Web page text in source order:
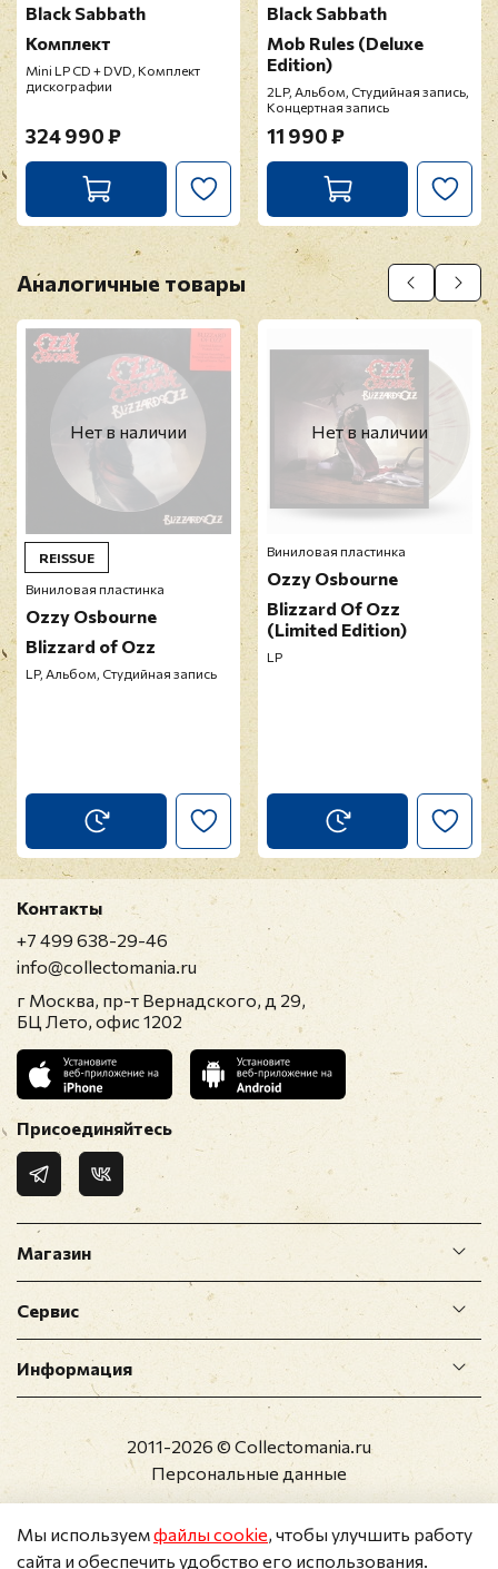
Black Sabbath
Комплект
Mini LP CD + DVD, Комплект
дискографии
324 990 ₽
Black Sabbath
Mob Rules (Deluxe
Edition)
2LP, Альбом, Студийная запись,
Концертная запись
11 990 ₽
Аналогичные товары
Нет в наличии
REISSUE
Виниловая пластинка
Ozzy Osbourne
Blizzard of Ozz
LP, Альбом, Студийная запись
Нет в наличии
Виниловая пластинка
Ozzy Osbourne
Blizzard Of Ozz
(Limited Edition)
LP
Магазин
Сервис
Информация
Контакты
+7 499 638-29-46
info@collectomania.ru
г Москва, пр-т Вернадского, д 29,
БЦ Лето, офис 1202
Присоединяйтесь
2011-2026 © Collectomania.ru
Персональные данные
Мы используемфайлы cookie, чтобы улучшить работу
сайта и обеспечить удобство его использования.